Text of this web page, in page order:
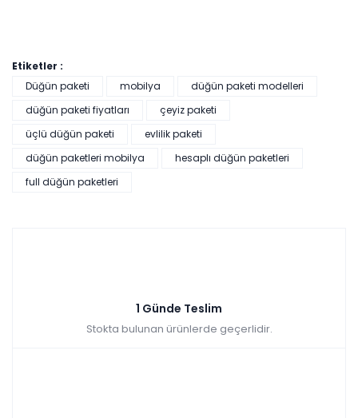
Veyron Düğün Paketi (Yatak+Karyola Hediye)
₺195.744,00 229.970,00 TL
Etiketler :
Düğün paketi
mobilya
düğün paketi modelleri
düğün paketi fiyatları
çeyiz paketi
üçlü düğün paketi
evlilik paketi
düğün paketleri mobilya
hesaplı düğün paketleri
full düğün paketleri
1 Günde Teslim
Stokta bulunan ürünlerde geçerlidir.